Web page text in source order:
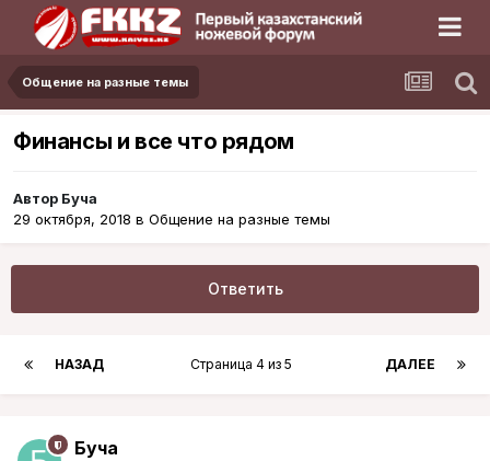
Общение на разные темы
Финансы и все что рядом
Автор Буча
29 октября, 2018 в Общение на разные темы
Ответить
НАЗАД ДАЛЕЕ
Страница 4 из 5
Буча